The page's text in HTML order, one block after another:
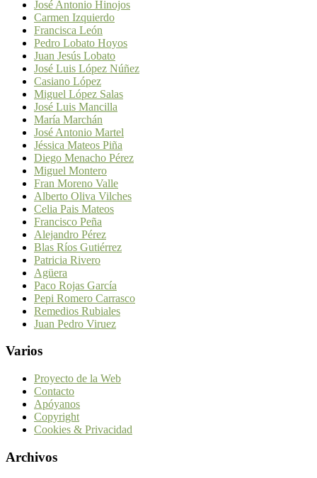
José Antonio Hinojos
Carmen Izquierdo
Francisca León
Pedro Lobato Hoyos
Juan Jesús Lobato
José Luis López Núñez
Casiano López
Miguel López Salas
José Luis Mancilla
María Marchán
José Antonio Martel
Jéssica Mateos Piña
Diego Menacho Pérez
Miguel Montero
Fran Moreno Valle
Alberto Oliva Vilches
Celia Pais Mateos
Francisco Peña
Alejandro Pérez
Blas Ríos Gutiérrez
Patricia Rivero
Agüera
Paco Rojas García
Pepi Romero Carrasco
Remedios Rubiales
Juan Pedro Viruez
Varios
Proyecto de la Web
Contacto
Apóyanos
Copyright
Cookies & Privacidad
Archivos